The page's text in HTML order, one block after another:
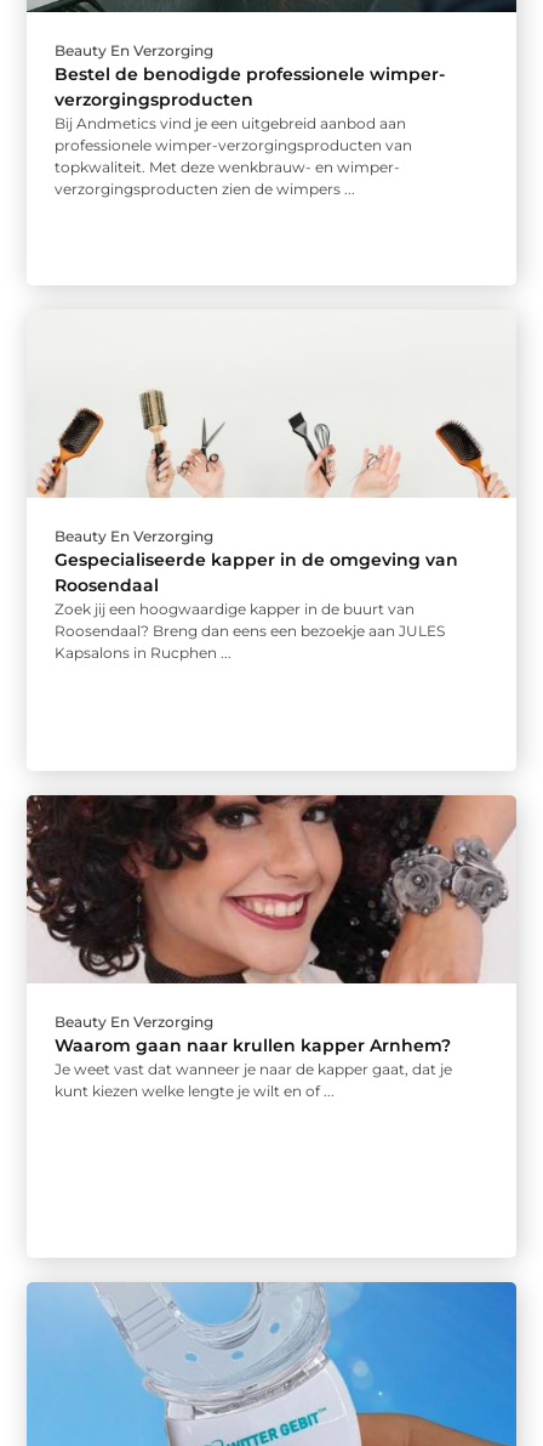
Beauty En Verzorging
Bestel de benodigde professionele wimper-
verzorgingsproducten
Bij Andmetics vind je een uitgebreid aanbod aan
professionele wimper-verzorgingsproducten van
topkwaliteit. Met deze wenkbrauw- en wimper-
verzorgingsproducten zien de wimpers ...
Beauty En Verzorging
Gespecialiseerde kapper in de omgeving van
Roosendaal
Zoek jij een hoogwaardige kapper in de buurt van
Roosendaal? Breng dan eens een bezoekje aan JULES
Kapsalons in Rucphen ...
Beauty En Verzorging
Waarom gaan naar krullen kapper Arnhem?
Je weet vast dat wanneer je naar de kapper gaat, dat je
kunt kiezen welke lengte je wilt en of ...